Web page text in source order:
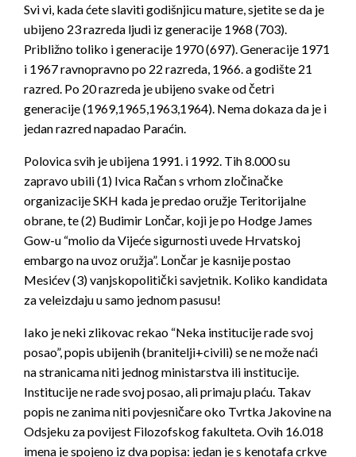
Svi vi, kada ćete slaviti godišnjicu mature, sjetite se da je
ubijeno 23 razreda ljudi iz generacije 1968 (703).
Približno toliko i generacije 1970 (697). Generacije 1971
i 1967 ravnopravno po 22 razreda, 1966. a godište 21
razred. Po 20 razreda je ubijeno svake od četri
generacije (1969,1965,1963,1964). Nema dokaza da je i
jedan razred napadao Paraćin.
Polovica svih je ubijena 1991. i 1992. Tih 8.000 su
zapravo ubili (1) Ivica Račan s vrhom zločinačke
organizacije SKH kada je predao oružje Teritorijalne
obrane, te (2) Budimir Lončar, koji je po Hodge James
Gow-u “molio da Vijeće sigurnosti uvede Hrvatskoj
embargo na uvoz oružja”. Lončar je kasnije postao
Mesićev (3) vanjskopolitički savjetnik. Koliko kandidata
za veleizdaju u samo jednom pasusu!
Iako je neki zlikovac rekao “Neka institucije rade svoj
posao”, popis ubijenih (branitelji+civili) se ne može naći
na stranicama niti jednog ministarstva ili institucije.
Institucije ne rade svoj posao, ali primaju plaću. Takav
popis ne zanima niti povjesničare oko Tvrtka Jakovine na
Odsjeku za povijest Filozofskog fakulteta. Ovih 16.018
imena je spojeno iz dva popisa: jedan je s kenotafa crkve